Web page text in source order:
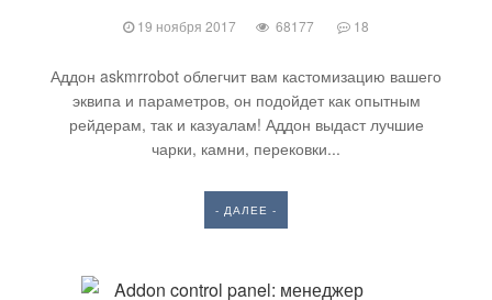
19 ноября 2017 68177 18
Аддон askmrrobot облегчит вам кастомизацию вашего
эквипа и параметров, он подойдет как опытным
рейдерам, так и казуалам! Аддон выдаст лучшие
чарки, камни, перековки...
- ДАЛЕЕ -